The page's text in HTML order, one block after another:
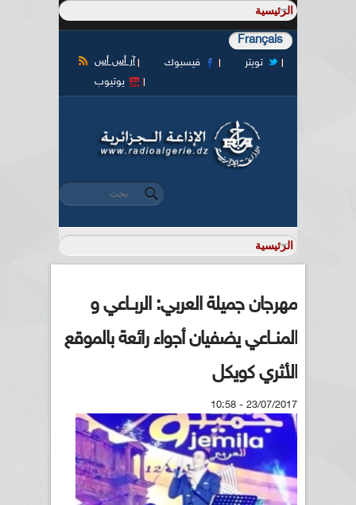
Français
آر أس أس فيسبوك
تويتر
يوتيوب
استمارة البحث
‏بحث ‏
مهرجان جميلة العربي: الربــاعي و
المنــاعي يضفيان أجواء رائعة بالموقع
الأثري كويكل
23/07/2017 - 10:58